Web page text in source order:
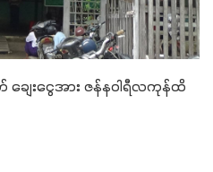
ချေးငွေအား ဇန်နဝါရီလကုန်ထိ